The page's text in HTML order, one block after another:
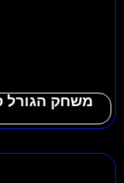
משחק הגורל